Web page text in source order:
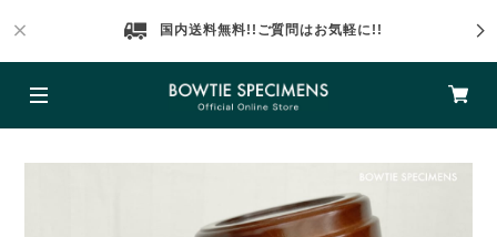
国内送料無料!!ご質問はお気軽に!!